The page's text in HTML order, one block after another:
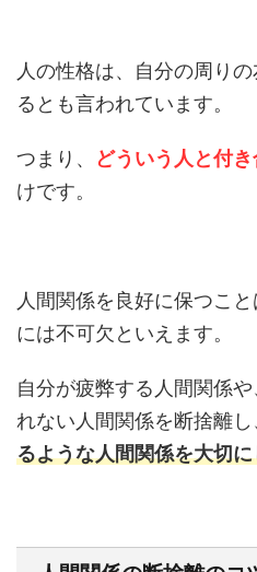
人の性格は、自分の周り
るとも言われています。
つまり、 どういう人と付
けです。
人間関係を良好に保つこ
には不可欠といえます。
自分が疲弊する人間関係
れない人間関係を断捨離し
るような人間関係を大切